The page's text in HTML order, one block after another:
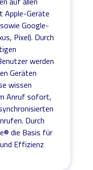
Apple-Geräte
Google-
Pixel). Durch
werden
Geräten
wissen
Anruf sofort,
Durch
die Basis für
Effizienz